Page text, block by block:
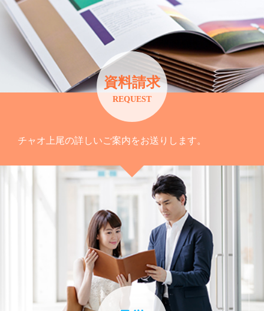
資料請求
REQUEST
チャオ上尾の詳しいご案内をお送りします。